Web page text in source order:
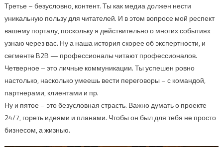
Третье – безусловно, контент. Ты как медиа должен нести
уникальную пользу для читателей. И в этом вопросе мой респект
вашему порталу, поскольку я действительно о многих событиях
узнаю через вас. Ну а наша история скорее об экспертности, и
сегменте B2B — профессионалы читают профессионалов.
Четверное – это личные коммуникации. Ты успешен ровно
настолько, насколько умеешь вести переговоры – с командой,
партнерами, клиентами и пр.
Ну и пятое – это безусловная страсть. Важно думать о проекте
24/7, гореть идеями и планами. Чтобы он был для тебя не просто
бизнесом, а жизнью.